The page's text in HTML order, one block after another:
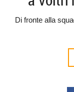
Di fronte alla